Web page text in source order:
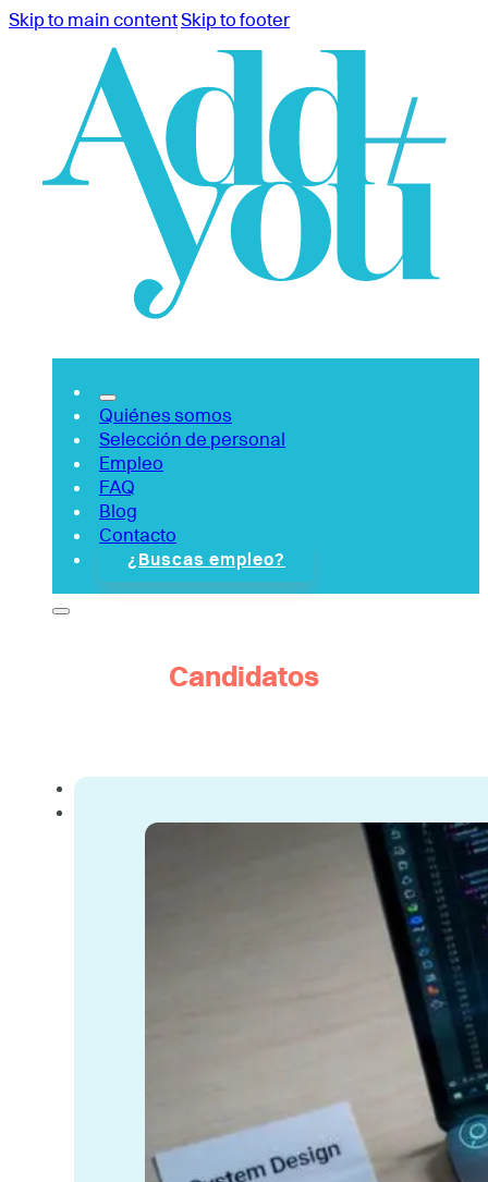
Skip to main contentSkip to footer
Quiénes somos
Selección de personal
Empleo
FAQ
Blog
Contacto
¿Buscas empleo?
Candidatos